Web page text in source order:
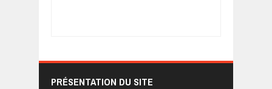
PRÉSENTATION DU SITE